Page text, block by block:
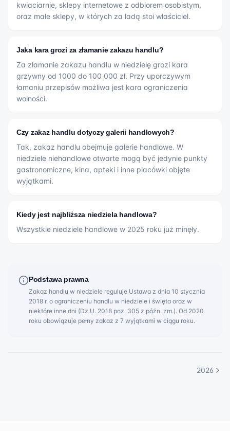
kwiaciarnie, sklepy internetowe z odbiorem osobistym,
oraz małe sklepy, w których za ladą stoi właściciel.
Jaka kara grozi za złamanie zakazu handlu?
Za złamanie zakazu handlu w niedzielę grozi kara
grzywny od 1000 do 100 000 zł. Przy uporczywym
łamaniu przepisów możliwa jest kara ograniczenia
wolności.
Czy zakaz handlu dotyczy galerii handlowych?
Tak, zakaz handlu obejmuje galerie handlowe. W
niedziele niehandlowe otwarte mogą być jedynie punkty
gastronomiczne, kina, apteki i inne placówki objęte
wyjątkami.
Kiedy jest najbliższa niedziela handlowa?
Wszystkie niedziele handlowe w 2025 roku już minęły.
Podstawa prawna
Zakaz handlu w niedziele reguluje Ustawa z dnia 10 stycznia
2018 r. o ograniczeniu handlu w niedziele i święta oraz w
niektóre inne dni (Dz.U. 2018 poz. 305 z późn. zm.). Od 2020
roku obowiązuje pełny zakaz z 7 wyjątkami w ciągu roku.
2026